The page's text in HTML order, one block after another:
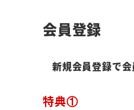
会員登録
新規会員登録で
特典①